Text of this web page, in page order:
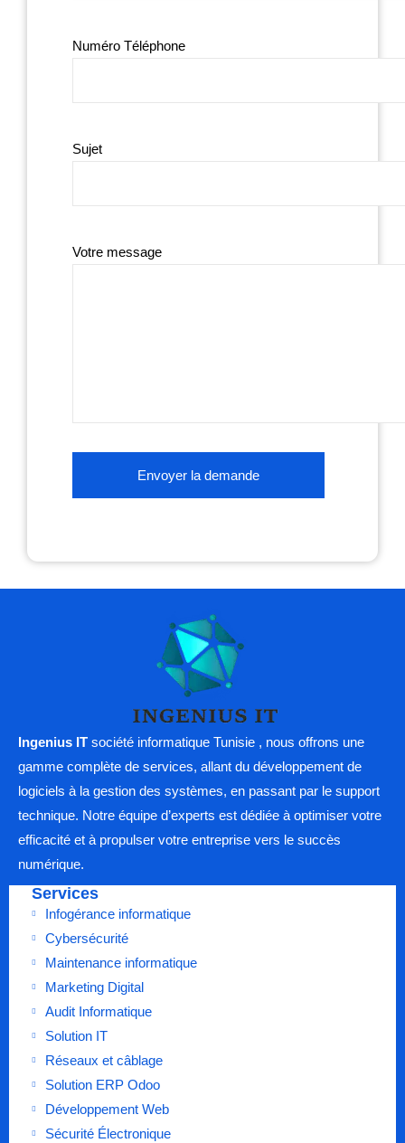
Numéro Téléphone
Sujet
Votre message
Ingenius IT société informatique Tunisie , nous offrons une
gamme complète de services, allant du développement de
logiciels à la gestion des systèmes, en passant par le support
technique. Notre équipe d’experts est dédiée à optimiser votre
efficacité et à propulser votre entreprise vers le succès
numérique.
Services
Infogérance informatique
Cybersécurité
Maintenance informatique
Marketing Digital
Audit Informatique
Solution IT
Réseaux et câblage
Solution ERP Odoo
Développement Web
Sécurité Électronique